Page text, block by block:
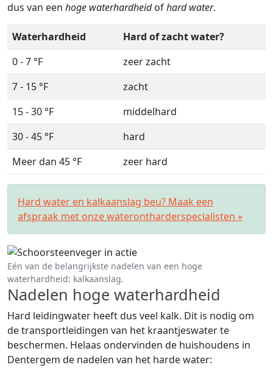
dus van een hoge waterhardheidofhard water.
Waterhardheid
Hard of zacht water?
0 - 7 °F
zeer zacht
7 - 15 °F
zacht
15 - 30 °F
middelhard
30 - 45 °F
hard
Meer dan 45 °F
zeer hard
Hard water en kalkaanslag beu? Maak een
afspraak met onze waterontharderspecialisten »
Eén van de belangrijkste nadelen van een hoge
waterhardheid: kalkaanslag.
Nadelen hoge waterhardheid
Hard leidingwater heeft dus veel kalk. Dit is nodig om
de transportleidingen van het kraantjeswater te
beschermen. Helaas ondervinden de huishoudens in
Dentergem de nadelen van het harde water: